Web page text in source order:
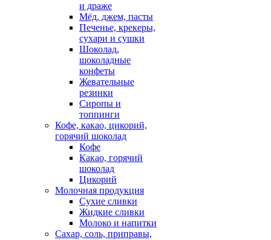
и драже
Мёд, джем, пасты
Печенье, крекеры,
сухари и сушки
Шоколад,
шоколадные
конфеты
Жевательные
резинки
Сиропы и
топпинги
Кофе, какао, цикорий,
горячий шоколад
Кофе
Какао, горячий
шоколад
Цикорий
Молочная продукция
Сухие сливки
Жидкие сливки
Молоко и напитки
Сахар, соль, приправы,